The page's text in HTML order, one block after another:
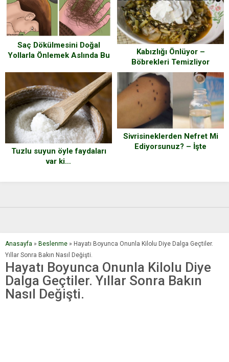
Saç Dökülmesini Doğal
Yollarla Önlemek Aslında Bu
Denenmiş Çözümler
Kabızlığı Önlüyor –
Böbrekleri Temizliyor
Tuzlu suyun öyle faydaları
var ki…
Sivrisineklerden Nefret Mi
Ediyorsunuz? – İşte
Anasayfa » Beslenme » Hayatı Boyunca Onunla Kilolu Diye Dalga Geçtiler.
Yıllar Sonra Bakın Nasıl Değişti.
Hayatı Boyunca Onunla Kilolu Diye
Dalga Geçtiler. Yıllar Sonra Bakın
Nasıl Değişti.